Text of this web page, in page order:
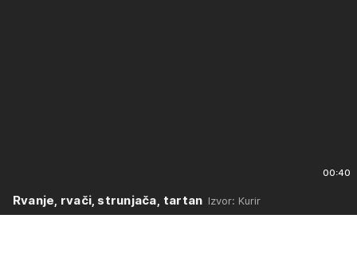
00:40
Rvanje, rvači, strunjača, tartan Izvor: Kurir